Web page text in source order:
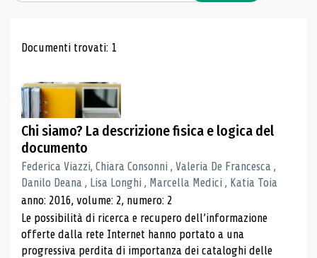
Risultati di ricerca
Documenti trovati: 1
Chi siamo? La descrizione fisica e logica del
documento
Federica Viazzi, Chiara Consonni , Valeria De Francesca ,
Danilo Deana , Lisa Longhi , Marcella Medici , Katia Toia
anno: 2016, volume: 2, numero: 2
Le possibilità di ricerca e recupero dell’informazione
offerte dalla rete Internet hanno portato a una
progressiva perdita di importanza dei cataloghi delle